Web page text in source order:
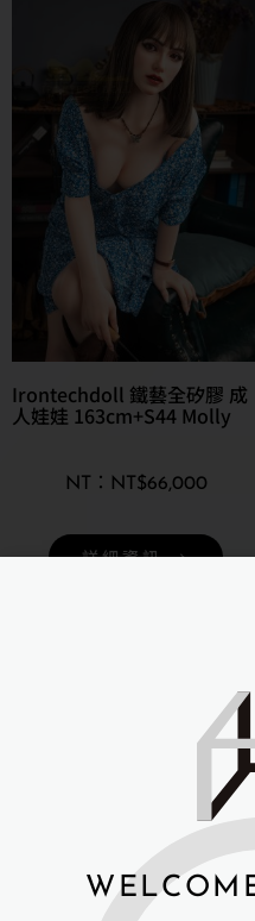
Irontechdoll 鐵藝全矽膠 成
人娃娃 163cm+S44 Molly
NT$66,000
詳細資訊 →
Irontechdoll 鐵藝全矽膠 成
人娃娃 163cm+S40 Eileen
NT$66,000